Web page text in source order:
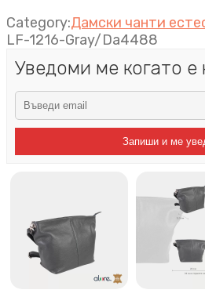
Category:Дамски чанти
LF-1216-Gray/Da4488
Уведоми ме когато е
Запиши и ме